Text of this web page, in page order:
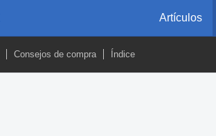
Artículos
Consejos de compra Índice